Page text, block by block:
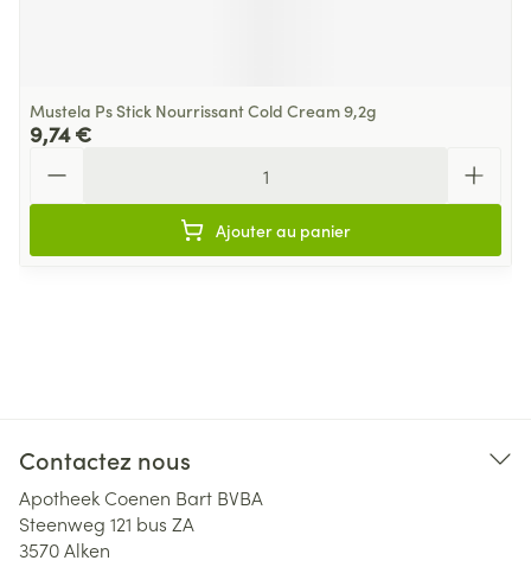
Mustela Ps Stick Nourrissant Cold Cream 9,2g
9,74 €
Ajouter au panier
Contactez nous
Apotheek Coenen Bart BVBA
Steenweg 121 bus ZA
3570Alken